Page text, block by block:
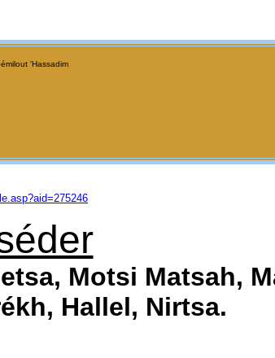
'Hassadim
Motsi Matsah,
Hallel, Nirtsa.